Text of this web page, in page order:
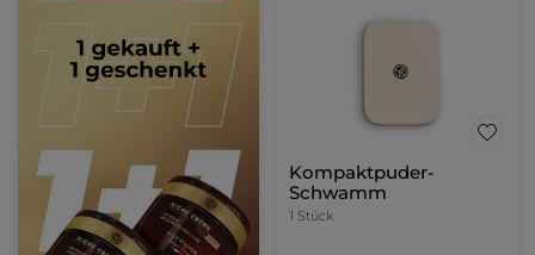
Kompaktpuder-
Schwamm
1 Stück